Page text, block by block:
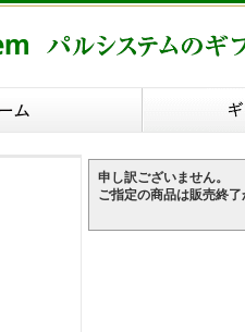
申し訳ございません。
ご指定の商品は販売終了